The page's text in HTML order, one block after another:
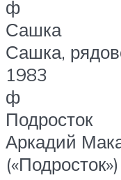
ф
Сашка
Сашка,
1983
ф
Подросток
Аркадий
(«Подросток»)